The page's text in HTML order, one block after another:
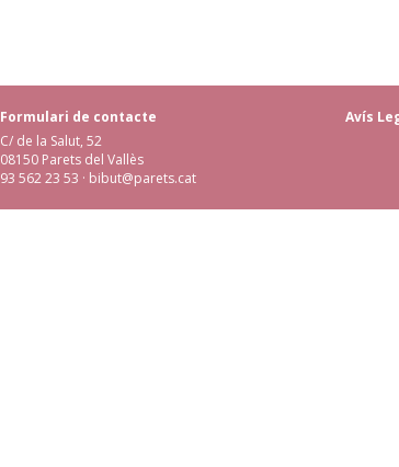
Formulari de contacte
C/ de la Salut, 52
08150 Parets del Vallès
93 562 23 53 · bibut@parets.cat
Avís